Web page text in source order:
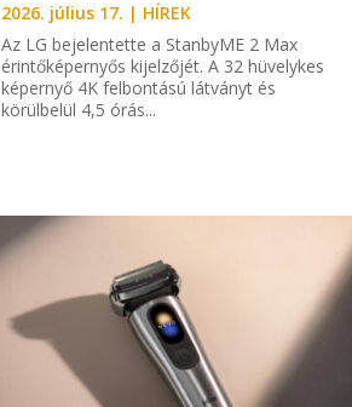
2026. július 17. | HÍREK
Az LG bejelentette a StanbyME 2 Max
érintőképernyős kijelzőjét. A 32 hüvelykes
képernyő 4K felbontású látványt és
körülbelül 4,5 órás...